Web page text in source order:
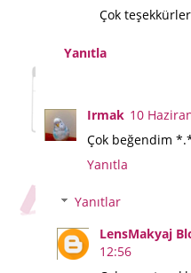
Çok
Yanıtla
Irmak 10
Çok beğendim
Yanıtla
Yanıtlar
LensMakyaj
12:56